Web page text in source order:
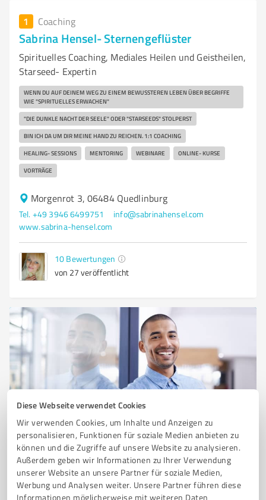
Diese Webseite verwendet Cookies
Wir verwenden Cookies, um Inhalte und Anzeigen zu
personalisieren, Funktionen für soziale Medien anbieten zu
können und die Zugriffe auf unsere Website zu analysieren.
Außerdem geben wir Informationen zu Ihrer Verwendung
unserer Website an unsere Partner für soziale Medien,
Werbung und Analysen weiter. Unsere Partner führen diese
Informationen möglicherweise mit weiteren Daten
1 Coaching
Sabrina Hensel- Sternengeflüster
Spirituelles Coaching, Mediales Heilen und Geistheilen,
Starseed- Expertin
WENN DU AUF DEINEM WEG ZU EINEM BEWUSSTEREN LEBEN ÜBER BEGRIFFE
WIE "SPIRITUELLES ERWACHEN"
"DIE DUNKLE NACHT DER SEELE" ODER "STARSEEDS" STOLPERST
BIN ICH DA UM DIR MEINE HAND ZU REICHEN. 1:1 COACHING
HEALING- SESSIONS MENTORING WEBINARE ONLINE- KURSE
VORTRÄGE
Morgenrot 3, 06484 Quedlinburg
Tel. +49 3946 6499751
info@sabrinahensel.com
www.sabrina-hensel.com
10 Bewertungen
von 27 veröffentlicht
Sie möchten auch hier gelistet werden?
Registrieren Sie sich jetzt und werden Sie ein von
Kunden empfohlener ProvenExpert!